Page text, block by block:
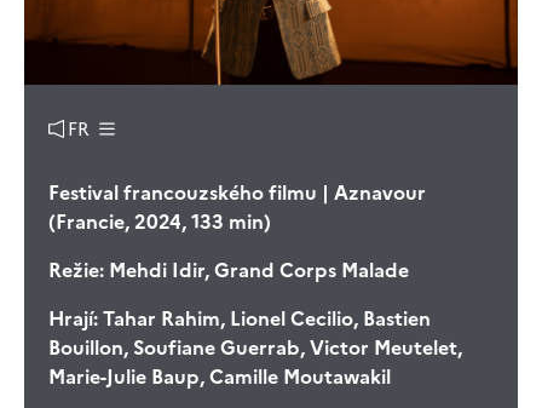
FR
Festival francouzského filmu | Aznavour
(Francie, 2024, 133 min)
Režie: Mehdi Idir, Grand Corps Malade
Hrají:Tahar Rahim, Lionel Cecilio, Bastien
Bouillon, Soufiane Guerrab, Victor Meutelet,
Marie-Julie Baup, Camille Moutawakil